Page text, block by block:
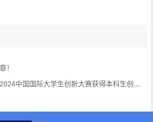
！
中国国际大学生创新大赛获得本科生创意组全国银奖